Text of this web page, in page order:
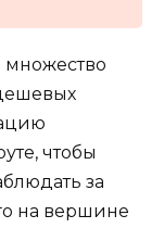
множество
чтобы
за
на вершине